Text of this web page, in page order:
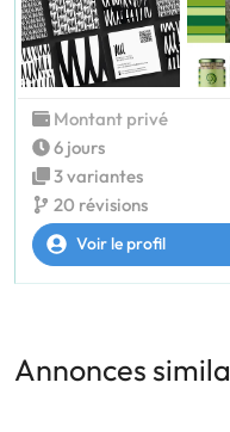
Montant privé
6 jours
3 variantes
20 révisions
Voir le profil
Annonces